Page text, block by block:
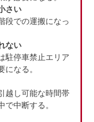
さい
段での運搬になっ
ない
駐停車禁止エリア
になる。
越し可能な時間帯
で中断する。